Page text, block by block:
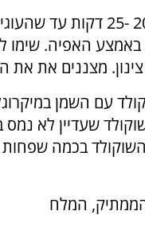
אופים בשליש תחתון של
באמצע האפיה.
מצננים את את
בכמה
המלח